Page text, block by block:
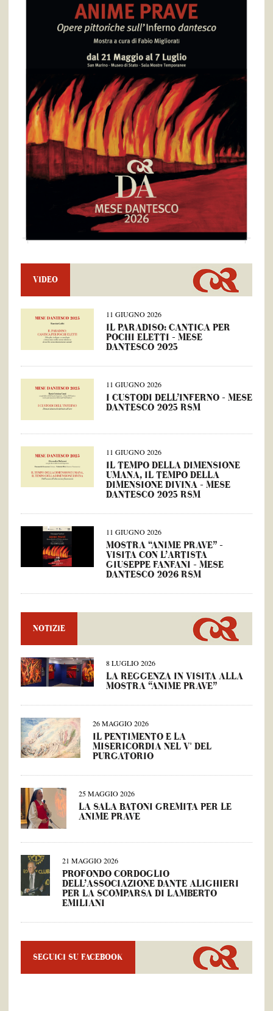
VIDEO
11 GIUGNO 2026
IL PARADISO: CANTICA PER
POCHI ELETTI – MESE
DANTESCO 2025
11 GIUGNO 2026
I CUSTODI DELL’INFERNO – MESE
DANTESCO 2025 RSM
11 GIUGNO 2026
IL TEMPO DELLA DIMENSIONE
UMANA, IL TEMPO DELLA
DIMENSIONE DIVINA – MESE
DANTESCO 2025 RSM
11 GIUGNO 2026
MOSTRA “ANIME PRAVE” –
VISITA CON L’ARTISTA
GIUSEPPE FANFANI – MESE
DANTESCO 2026 RSM
NOTIZIE
8 LUGLIO 2026
LA REGGENZA IN VISITA ALLA
MOSTRA “ANIME PRAVE”
26 MAGGIO 2026
IL PENTIMENTO E LA
MISERICORDIA NEL V° DEL
PURGATORIO
25 MAGGIO 2026
LA SALA BATONI GREMITA PER LE
ANIME PRAVE
21 MAGGIO 2026
PROFONDO CORDOGLIO
DELL’ASSOCIAZIONE DANTE ALIGHIERI
PER LA SCOMPARSA DI LAMBERTO
EMILIANI
SEGUICI SU FACEBOOK